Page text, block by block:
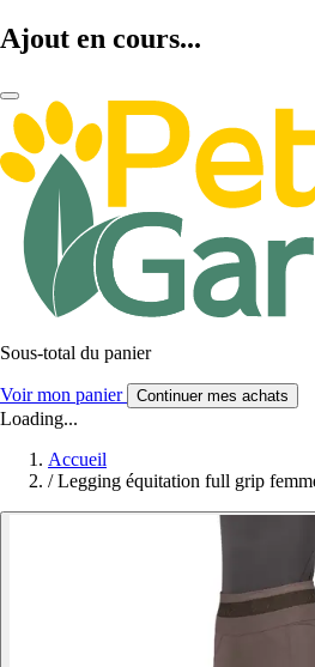
Ajout en cours...
Sous-total du panier
Voir mon panier Continuer mes achats
Loading...
Accueil
/ Legging équitation full grip